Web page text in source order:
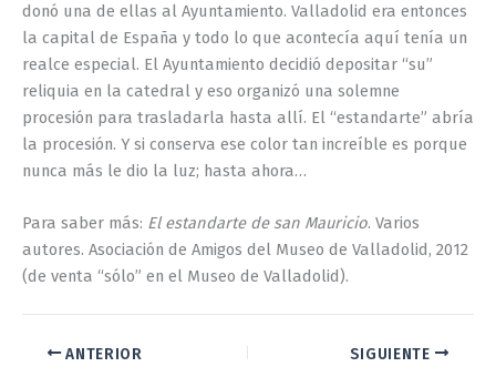
donó una de ellas al Ayuntamiento. Valladolid era entonces
la capital de España y todo lo que acontecía aquí tenía un
realce especial. El Ayuntamiento decidió depositar “su”
reliquia en la catedral y eso organizó una solemne
procesión para trasladarla hasta allí. El “estandarte” abría
la procesión. Y si conserva ese color tan increíble es porque
nunca más le dio la luz; hasta ahora…
Para saber más: El estandarte de san Mauricio. Varios
autores. Asociación de Amigos del Museo de Valladolid, 2012
(de venta “sólo” en el Museo de Valladolid).
ANTERIOR SIGUIENTE